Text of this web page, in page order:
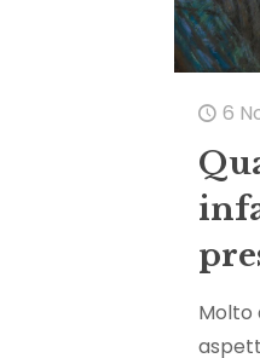
6
Molto